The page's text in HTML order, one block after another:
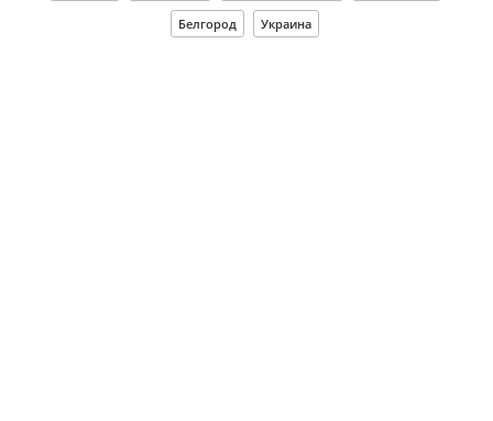
Белгород Украина